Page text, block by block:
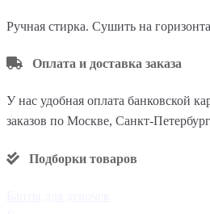
Ручная стирка. Сушить на
Оплата и доставка заказа
У нас удобная оплата банковской
заказов по Москве, Санкт-
Подборки товаров